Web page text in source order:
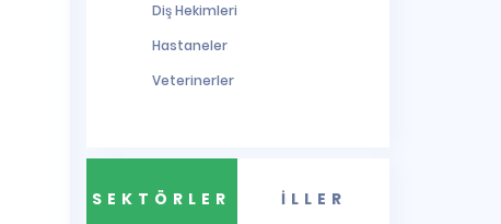
Diş Hekimleri
Hastaneler
Veterinerler
SEKTÖRLER İLLER